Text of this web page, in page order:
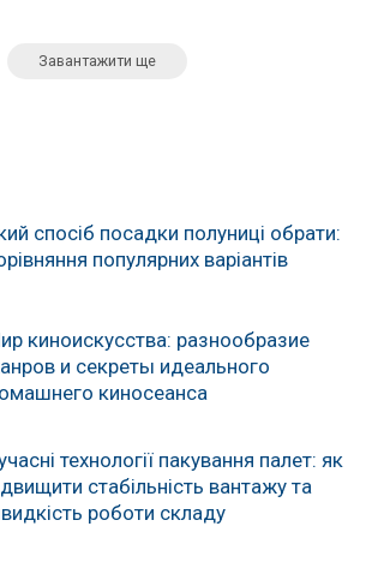
Завантажити ще
спосіб посадки полуниці обрати:
популярних варіантів
киноискусства: разнообразие
и секреты идеального
киносеанса
технології пакування палет: як
стабільність вантажу та
роботи складу